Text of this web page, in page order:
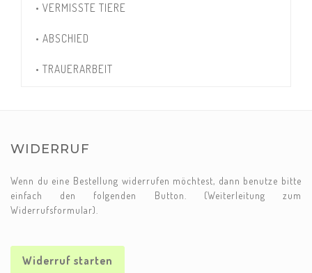
• VERMISSTE TIERE
• ABSCHIED
• TRAUERARBEIT
WIDERRUF
Wenn du eine Bestellung widerrufen möchtest, dann benutze bitte
einfach den folgenden Button. (Weiterleitung zum
Widerrufsformular).
Widerruf starten